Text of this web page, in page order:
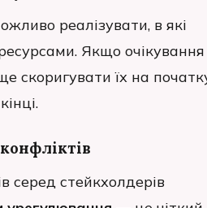
реалізувати, в які
Якщо очікування
скоригувати їх на
серед стейкхолдерів